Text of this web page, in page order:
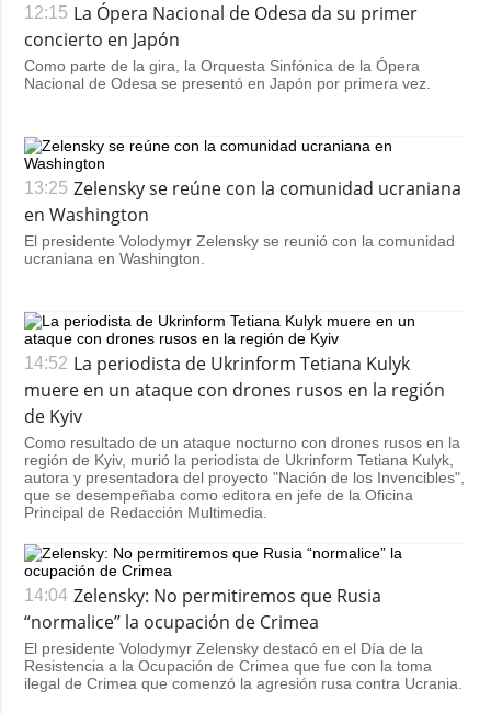
12:15 La Ópera Nacional de Odesa da su primer
concierto en Japón
Como parte de la gira, la Orquesta Sinfónica de la Ópera
Nacional de Odesa se presentó en Japón por primera vez.
13:25 Zelensky se reúne con la comunidad ucraniana
en Washington
El presidente Volodymyr Zelensky se reunió con la comunidad
ucraniana en Washington.
14:52 La periodista de Ukrinform Tetiana Kulyk
muere en un ataque con drones rusos en la región
de Kyiv
Como resultado de un ataque nocturno con drones rusos en la
región de Kyiv, murió la periodista de Ukrinform Tetiana Kulyk,
autora y presentadora del proyecto "Nación de los Invencibles",
que se desempeñaba como editora en jefe de la Oficina
Principal de Redacción Multimedia.
14:04 Zelensky: No permitiremos que Rusia
“normalice” la ocupación de Crimea
El presidente Volodymyr Zelensky destacó en el Día de la
Resistencia a la Ocupación de Crimea que fue con la toma
ilegal de Crimea que comenzó la agresión rusa contra Ucrania.